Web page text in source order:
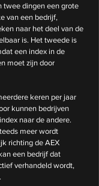
twee dingen een grote
van een bedrijf,
naar het deel van de
is. Het tweede is
een index in de
moet zijn door
keren per jaar
kunnen bedrijven
naar de andere.
meer wordt
richting de AEX
een bedrijf dat
verhandeld wordt,